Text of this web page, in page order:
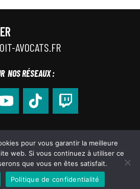
AVOCATS.FR
NOS RÉSEAUX :
droits réservés –Mentions légales
pour vous garantir la meilleure
web. Si vous continuez à utiliser ce
que vous en êtes satisfait.
Politique de confidentialité